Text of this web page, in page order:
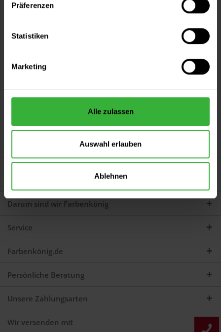
Präferenzen
Statistiken
Marketing
Alle zulassen
Auswahl erlauben
Ablehnen
Versand innerhalb von 48h*
Beschreibung
professioneller Reiniger für Fußböden auf...
Jetzt Bewertungen zum Artikel lesen...
Darum sind wir Farbenkönig
Service
Farbenkönig.de
Persönliche Beratung
Unsere Zahlungsarten
Wir versenden mit